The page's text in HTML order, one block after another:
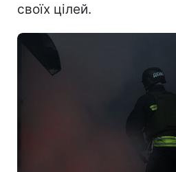
своїх цілей.